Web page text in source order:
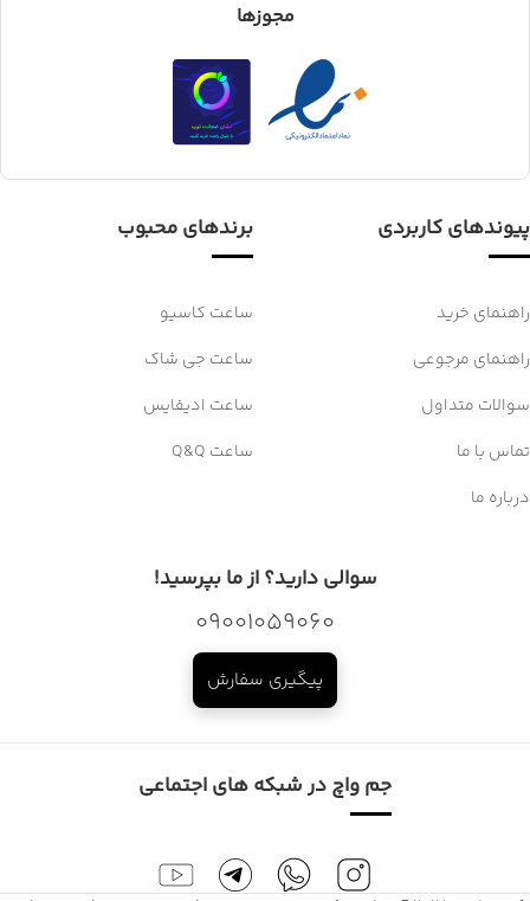
مجوزها
پیوندهای کاربردی
راهنمای خرید
راهنمای مرجوعی
سوالات متداول
تماس با ما
درباره ما
برندهای محبوب
ساعت کاسیو
ساعت جی شاک
ساعت ادیفایس
ساعت Q&Q
سوالی دارید؟ از ما بپرسید!
09001059060
پیگیری سفارش
جم واچ در شبکه های اجتماعی